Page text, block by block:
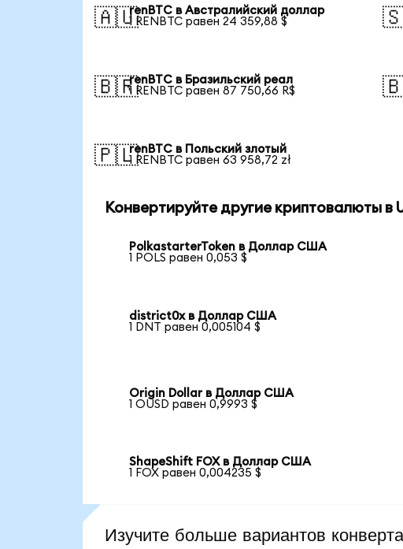
🇦🇺renBTC в Австралийский доллар
1 RENBTC равен 24 359,88 $
🇧🇷renBTC в Бразильский реал
1 RENBTC равен 87 750,66 R$
🇵🇱renBTC в Польский злотый
1 RENBTC равен 63 958,72 zł
Конвертируйте другие криптовалюты в
PolkastarterToken в Доллар США
1 POLS равен 0,053 $
district0x в Доллар США
1 DNT равен 0,005104 $
Origin Dollar в Доллар США
1 OUSD равен 0,9993 $
ShapeShift FOX в Доллар США
1 FOX равен 0,004235 $
Изучите больше вариантов